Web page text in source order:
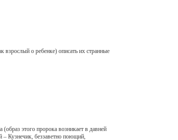
о ребенке) описать их странные
этого пророка возникает в давней
– Кузнечик, беззаветно поющий,